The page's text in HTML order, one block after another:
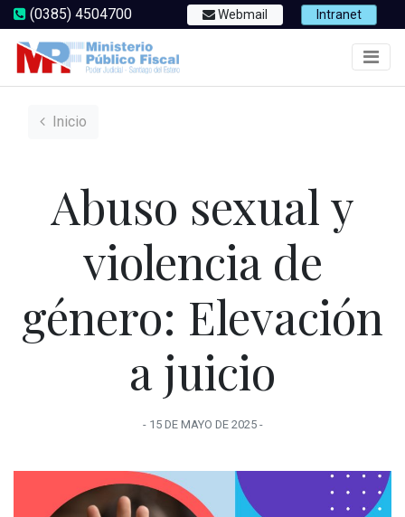
(0385) 4504700 Webmail Intranet
Inicio
Abuso sexual y
violencia de
género: Elevación
a juicio
- 15 DE MAYO DE 2025-